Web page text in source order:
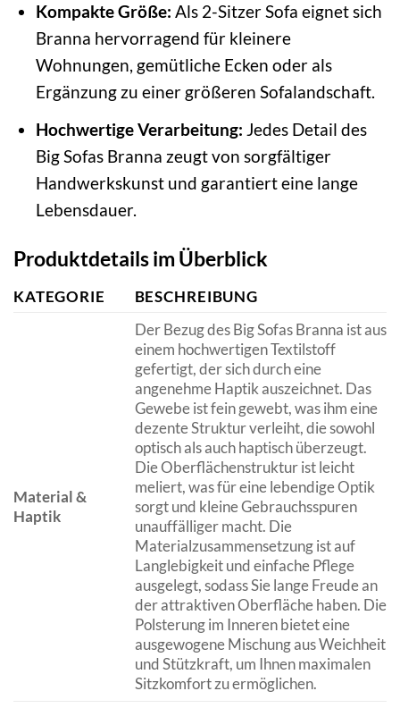
Kompakte Größe: Als 2-Sitzer Sofa eignet sich
Branna hervorragend für kleinere
Wohnungen, gemütliche Ecken oder als
Ergänzung zu einer größeren Sofalandschaft.
Hochwertige Verarbeitung: Jedes Detail des
Big Sofas Branna zeugt von sorgfältiger
Handwerkskunst und garantiert eine lange
Lebensdauer.
Produktdetails im Überblick
KATEGORIE BESCHREIBUNG
Material &
Haptik
Der Bezug des Big Sofas Branna ist aus
einem hochwertigen Textilstoff
gefertigt, der sich durch eine
angenehme Haptik auszeichnet. Das
Gewebe ist fein gewebt, was ihm eine
dezente Struktur verleiht, die sowohl
optisch als auch haptisch überzeugt.
Die Oberflächenstruktur ist leicht
meliert, was für eine lebendige Optik
sorgt und kleine Gebrauchsspuren
unauffälliger macht. Die
Materialzusammensetzung ist auf
Langlebigkeit und einfache Pflege
ausgelegt, sodass Sie lange Freude an
der attraktiven Oberfläche haben. Die
Polsterung im Inneren bietet eine
ausgewogene Mischung aus Weichheit
und Stützkraft, um Ihnen maximalen
Sitzkomfort zu ermöglichen.